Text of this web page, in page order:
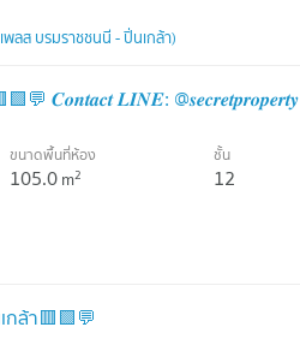
ลส บรมราชชนนี - ปิ่นเกล้า)
𝑪𝒐𝒏𝒕𝒂𝒄𝒕 𝑳𝑰𝑵𝑬: @𝒔𝒆𝒄𝒓𝒆𝒕𝒑𝒓𝒐𝒑𝒆𝒓𝒕𝒚
ขนาดพื้นที่ห้อง
105.0m2
ชั้น
12
ล้า​🟥🟩💬